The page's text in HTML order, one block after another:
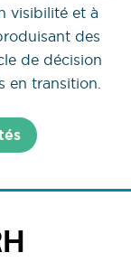
visibilité et à
des
de décision
en transition.